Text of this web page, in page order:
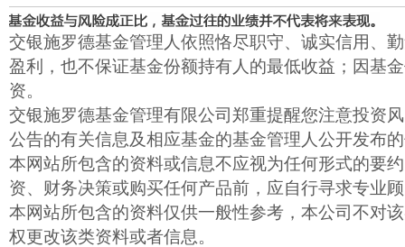
交银施罗德基金管理人依照恪尽职守、诚实信用、
盈利，也不保证基金份额持有人的最低收益；因基
资。
交银施罗德基金管理有限公司郑重提醒您注意投资
公告的有关信息及相应基金的基金管理人公开发布
本网站所包含的资料或信息不应视为任何形式的要
资、财务决策或购买任何产品前，应自行寻求专业
本网站所包含的资料仅供一般性参考，本公司不对
权更改该类资料或者信息。